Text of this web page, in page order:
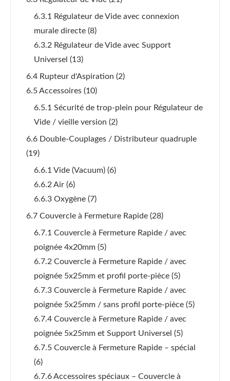
6.3.1 Régulateur de Vide avec connexion
murale directe (8)
6.3.2 Régulateur de Vide avec Support
Universel (13)
6.4 Rupteur d'Aspiration (2)
6.5 Accessoires (10)
6.5.1 Sécurité de trop-plein pour Régulateur de
Vide / vieille version (2)
6.6 Double-Couplages / Distributeur quadruple
(19)
6.6.1 Vide (Vacuum) (6)
6.6.2 Air (6)
6.6.3 Oxygène (7)
6.7 Couvercle à Fermeture Rapide (28)
6.7.1 Couvercle à Fermeture Rapide / avec
poignée 4x20mm (5)
6.7.2 Couvercle à Fermeture Rapide / avec
poignée 5x25mm et profil porte-pièce (5)
6.7.3 Couvercle à Fermeture Rapide / avec
poignée 5x25mm / sans profil porte-pièce (5)
6.7.4 Couvercle à Fermeture Rapide / avec
poignée 5x25mm et Support Universel (5)
6.7.5 Couvercle à Fermeture Rapide – spécial
(6)
6.7.6 Accessoires spéciaux – Couvercle à